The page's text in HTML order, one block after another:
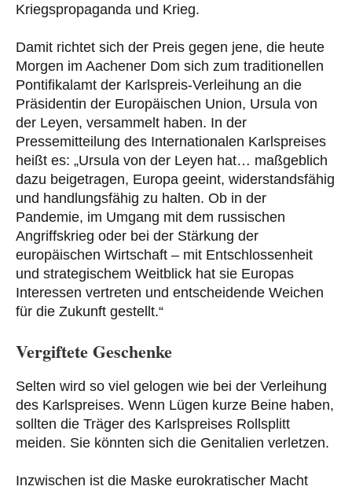
Kriegspropaganda und Krieg.
Damit richtet sich der Preis gegen jene, die heute
Morgen im Aachener Dom sich zum traditionellen
Pontifikalamt der Karlspreis-Verleihung an die
Präsidentin der Europäischen Union, Ursula von
der Leyen, versammelt haben. In der
Pressemitteilung des Internationalen Karlspreises
heißt es: „Ursula von der Leyen hat… maßgeblich
dazu beigetragen, Europa geeint, widerstandsfähig
und handlungsfähig zu halten. Ob in der
Pandemie, im Umgang mit dem russischen
Angriffskrieg oder bei der Stärkung der
europäischen Wirtschaft – mit Entschlossenheit
und strategischem Weitblick hat sie Europas
Interessen vertreten und entscheidende Weichen
für die Zukunft gestellt.“
Vergiftete Geschenke
Selten wird so viel gelogen wie bei der Verleihung
des Karlspreises. Wenn Lügen kurze Beine haben,
sollten die Träger des Karlspreises Rollsplitt
meiden. Sie könnten sich die Genitalien verletzen.
Inzwischen ist die Maske eurokratischer Macht